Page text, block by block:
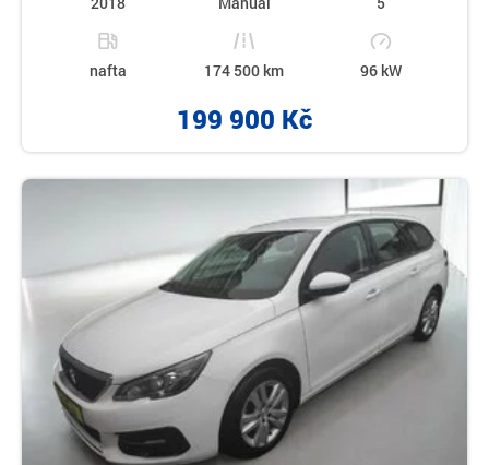
nafta 174 500 km 96 kW
199 900 Kč